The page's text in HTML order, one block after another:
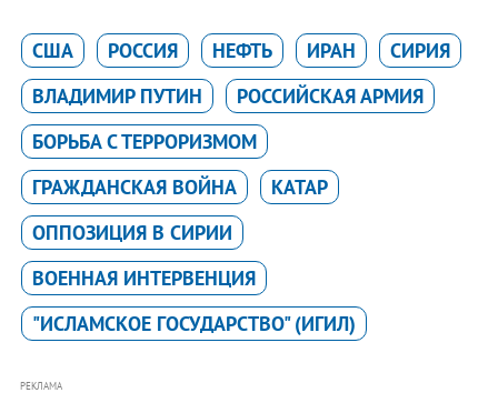
США РОССИЯ НЕФТЬ ИРАН
СИРИЯ
ВЛАДИМИР ПУТИН
РОССИЙСКАЯ АРМИЯ
БОРЬБА С ТЕРРОРИЗМОМ
ГРАЖДАНСКАЯ ВОЙНА
КАТАР
ОППОЗИЦИЯ В СИРИИ
ВОЕННАЯ ИНТЕРВЕНЦИЯ
"ИСЛАМСКОЕ ГОСУДАРСТВО" (ИГИЛ)
РЕКЛАМА